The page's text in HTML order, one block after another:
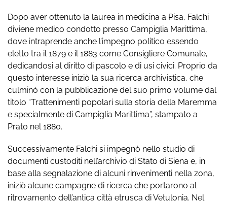
Dopo aver ottenuto la laurea in medicina a Pisa, Falchi
diviene medico condotto presso Campiglia Marittima,
dove intraprende anche l’impegno politico essendo
eletto tra il 1879 e il 1883 come Consigliere Comunale,
dedicandosi al diritto di pascolo e di usi civici. Proprio da
questo interesse iniziò la sua ricerca archivistica, che
culminò con la pubblicazione del suo primo volume dal
titolo “Trattenimenti popolari sulla storia della Maremma
e specialmente di Campiglia Marittima”, stampato a
Prato nel 1880.
Successivamente Falchi si impegnò nello studio di
documenti custoditi nell’archivio di Stato di Siena e, in
base alla segnalazione di alcuni rinvenimenti nella zona,
iniziò alcune campagne di ricerca che portarono al
ritrovamento dell’antica città etrusca di Vetulonia. Nel